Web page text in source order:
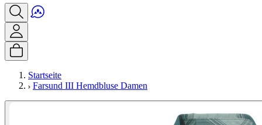
Startseite
Farsund III Hemdbluse Damen